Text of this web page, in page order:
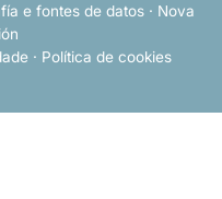
e fontes de datos· Nova
· Política de cookies